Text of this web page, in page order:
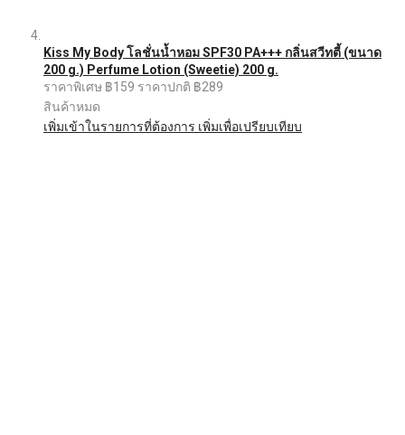
Kiss My Body โลชั่นน้ำหอม SPF30 PA+++ กลิ่นสวีทตี้ (ขนาด
200 g.) Perfume Lotion (Sweetie) 200 g.
ราคาพิเศษ ฿159 ราคาปกติ ฿289
สินค้าหมด
เพิ่มเข้าในรายการที่ต้องการ เพิ่มเพื่อเปรียบเทียบ